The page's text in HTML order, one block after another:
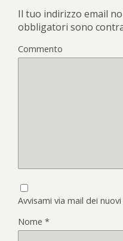
Il tuo indirizzo email
obbligatori sono
Commento
Avvisami via mail dei
Nome *